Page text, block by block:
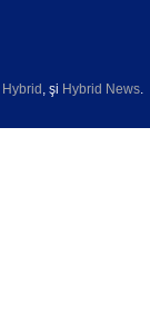
Hybrid , şi Hybrid News.